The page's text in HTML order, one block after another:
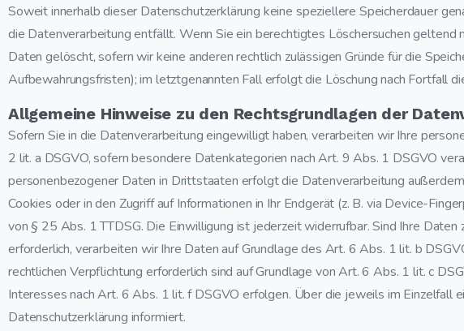
Soweit innerhalb dieser Datenschutzerklärung keine speziellere Speicherdauer
die Datenverarbeitung entfällt. Wenn Sie ein berechtigtes Löschersuchen
Daten gelöscht, sofern wir keine anderen rechtlich zulässigen Gründe für die
Aufbewahrungsfristen); im letztgenannten Fall erfolgt die Löschung nach Fortfall
Allgemeine Hinweise zu den Rechtsgrundlagen der
Sofern Sie in die Datenverarbeitung eingewilligt haben, verarbeiten wir Ihre
2 lit. a DSGVO, sofern besondere Datenkategorien nach Art. 9 Abs. 1 DSGVO
personenbezogener Daten in Drittstaaten erfolgt die Datenverarbeitung
Cookies oder in den Zugriff auf Informationen in Ihr Endgerät (z. B. via Device-
von § 25 Abs. 1 TTDSG. Die Einwilligung ist jederzeit widerrufbar. Sind Ihre
erforderlich, verarbeiten wir Ihre Daten auf Grundlage des Art. 6 Abs. 1 lit. b
rechtlichen Verpflichtung erforderlich sind auf Grundlage von Art. 6 Abs. 1 lit. c
Interesses nach Art. 6 Abs. 1 lit. f DSGVO erfolgen. Über die jeweils im Einzelfall
Datenschutzerklärung informiert.